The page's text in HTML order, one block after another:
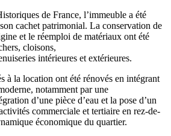
de France, l’immeuble a été
cachet patrimonial. La conservation de
et le réemploi de matériaux ont été
cloisons,
intérieures et extérieures.
à la location ont été rénovés en intégrant
notamment par une
d’une pièce d’eau et la pose d’un
commerciale et tertiaire en rez-de-
économique du quartier.